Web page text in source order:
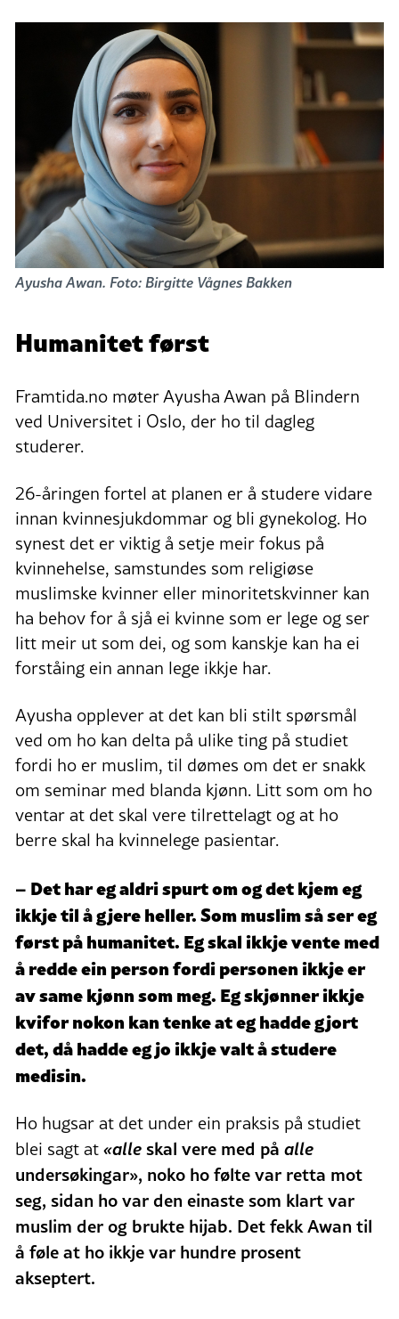
Ayusha Awan. Foto: Birgitte Vågnes Bakken
Humanitet først
Framtida.no møter Ayusha Awan på Blindern
ved Universitet i Oslo, der ho til dagleg
studerer.
26-åringen fortel at planen er å studere vidare
innan kvinnesjukdommar og bli gynekolog. Ho
synest det er viktig å setje meir fokus på
kvinnehelse, samstundes som religiøse
muslimske kvinner eller minoritetskvinner kan
ha behov for å sjå ei kvinne som er lege og ser
litt meir ut som dei, og som kanskje kan ha ei
forståing ein annan lege ikkje har.
Ayusha opplever at det kan bli stilt spørsmål
ved om ho kan delta på ulike ting på studiet
fordi ho er muslim, til dømes om det er snakk
om seminar med blanda kjønn. Litt som om ho
ventar at det skal vere tilrettelagt og at ho
berre skal ha kvinnelege pasientar.
– Det har eg aldri spurt om og det kjem eg
ikkje til å gjere heller. Som muslim så ser eg
først på humanitet. Eg skal ikkje vente med
å redde ein person fordi personen ikkje er
av same kjønn som meg. Eg skjønner ikkje
kvifor nokon kan tenke at eg hadde gjort
det, då hadde eg jo ikkje valt å studere
medisin.
Ho hugsar at det under ein praksis på studiet
blei sagt at«alleskal vere med på alle
undersøkingar», noko ho følte var retta mot
seg, sidan ho var den einaste som klart var
muslim der og brukte hijab. Det fekk Awan til
å føle at ho ikkje var hundre prosent
akseptert.